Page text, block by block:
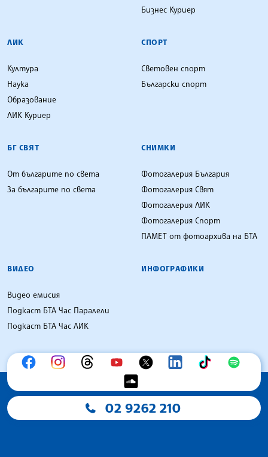
Бизнес Куриер
ЛИК
Култура
Наука
Образование
ЛИК Куриер
СПОРТ
Световен спорт
Български спорт
БГ СВЯТ
От българите по света
За българите по света
СНИМКИ
Фотогалерия България
Фотогалерия Свят
Фотогалерия ЛИК
Фотогалерия Спорт
ПАМЕТ от фотоархива на БТА
ВИДЕО
Видео емисия
Подкаст БТА Час Паралели
Подкаст БТА Час ЛИК
ИНФОГРАФИКИ
02 9262 210